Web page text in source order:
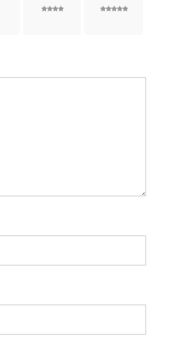
4 de 5
5 de 5